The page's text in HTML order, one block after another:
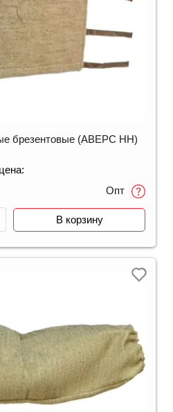
брезентовые (АВЕРС НН)
Опт
В корзину